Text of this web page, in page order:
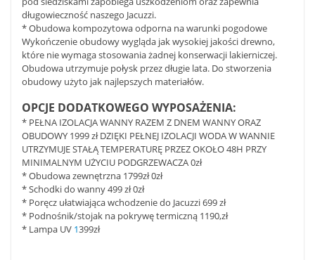
długowieczność naszego Jacuzzi.
* Obudowa kompozytowa odporna na warunki pogodowe
Wykończenie obudowy wygląda jak wysokiej jakości drewno,
które nie wymaga stosowania żadnej konserwacji lakierniczej.
Obudowa utrzymuje połysk przez długie lata. Do stworzenia
obudowy użyto jak najlepszych materiałów.
OPCJE DODATKOWEGO WYPOSAŻENIA:
* PEŁNA IZOLACJA WANNY RAZEM Z DNEM WANNY ORAZ
OBUDOWY 1999 zł DZIĘKI PEŁNEJ IZOLACJI WODA W WANNIE
UTRZYMUJE STAŁĄ TEMPERATURĘ PRZEZ OKOŁO 48H PRZY
MINIMALNYM UŻYCIU PODGRZEWACZA 0zł
* Obudowa zewnętrzna 1799zł 0zł
* Schodki do wanny 499 zł 0zł
* Poręcz ułatwiająca wchodzenie do Jacuzzi 699 zł
* Podnośnik/stojak na pokrywę termiczną 1190,zł
* Lampa UV 1399zł